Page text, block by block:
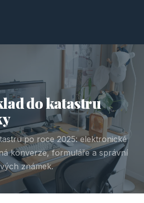
do katastru
po roce 2025: elektronické
konverze, formuláře a správní
známek.